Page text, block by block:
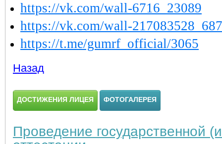
https://vk.com/wall-6716_23089
https://vk.com/wall-217083528_687
https://t.me/gumrf_official/3065
Назад
ДОСТИЖЕНИЯ ЛИЦЕЯ ФОТОГАЛЕРЕЯ
Проведение государственной